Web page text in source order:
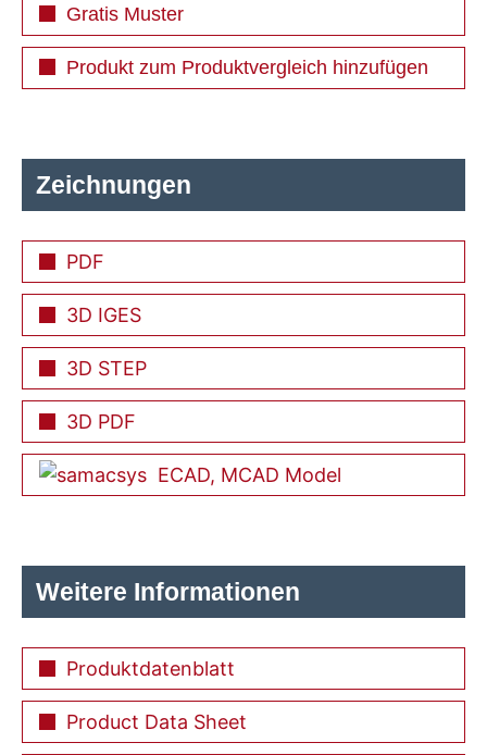
Zeichnungen
PDF
3D IGES
3D STEP
3D PDF
ECAD, MCAD Model
Weitere Informationen
Produktdatenblatt
Product Data Sheet
Gratis Muster
Produkt zum Produktvergleich hinzufügen